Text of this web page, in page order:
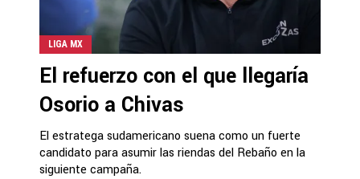
LIGA MX
El refuerzo con el que llegaría
Osorio a Chivas
El estratega sudamericano suena como un fuerte
candidato para asumir las riendas del Rebaño en la
siguiente campaña.